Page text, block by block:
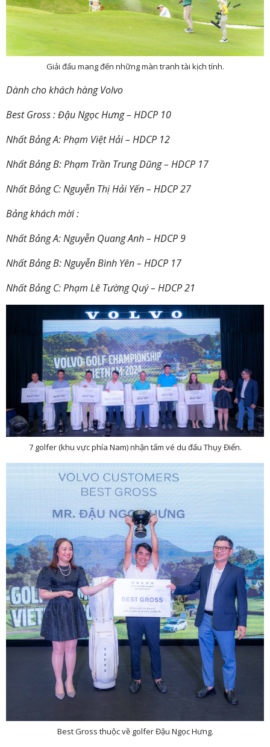
Giải đấu mang đến những màn tranh tài kịch tính.
Dành cho khách hàng Volvo
Best Gross : Đậu Ngọc Hưng – HDCP 10
Nhất Bảng A: Phạm Việt Hải – HDCP 12
Nhất Bảng B: Phạm Trần Trung Dũng – HDCP 17
Nhất Bảng C: Nguyễn Thị Hải Yến – HDCP 27
Bảng khách mời :
Nhất Bảng A: Nguyễn Quang Anh – HDCP 9
Nhất Bảng B: Nguyễn Bình Yên – HDCP 17
Nhất Bảng C: Phạm Lê Tường Quý – HDCP 21
7 golfer (khu vực phía Nam) nhận tấm vé du đấu Thụy Điển.
Best Gross thuộc về golfer Đậu Ngọc Hưng.